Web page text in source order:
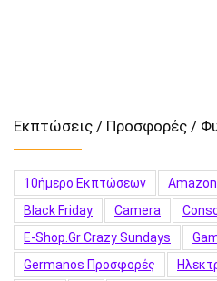
Εκπτώσεις / Προσφορές /
10ήμερο Εκπτώσεων
Black Friday
Camera
E-Shop.gr Crazy Sundays
Germanos Προσφορές